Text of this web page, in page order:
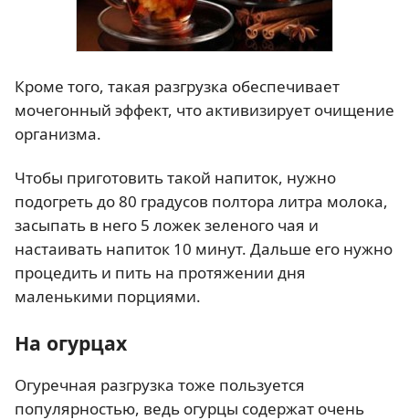
Кроме того, такая разгрузка обеспечивает
мочегонный эффект, что активизирует очищение
организма.
Чтобы приготовить такой напиток, нужно
подогреть до 80 градусов полтора литра молока,
засыпать в него 5 ложек зеленого чая и
настаивать напиток 10 минут. Дальше его нужно
процедить и пить на протяжении дня
маленькими порциями.
На огурцах
Огуречная разгрузка тоже пользуется
популярностью, ведь огурцы содержат очень